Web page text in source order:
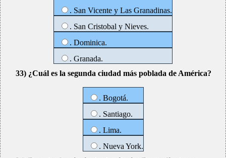
. San Vicente y Las Granadinas.
. San Cristobal y Nieves.
. Dominica.
. Granada.
33) ¿Cuál es la segunda ciudad más poblada de América?
. Bogotá.
. Santiago.
. Lima.
. Nueva York.